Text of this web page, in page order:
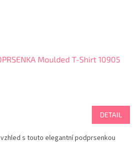
Moulded T-Shirt 10905
DETAIL
s touto elegantní podprsenkou